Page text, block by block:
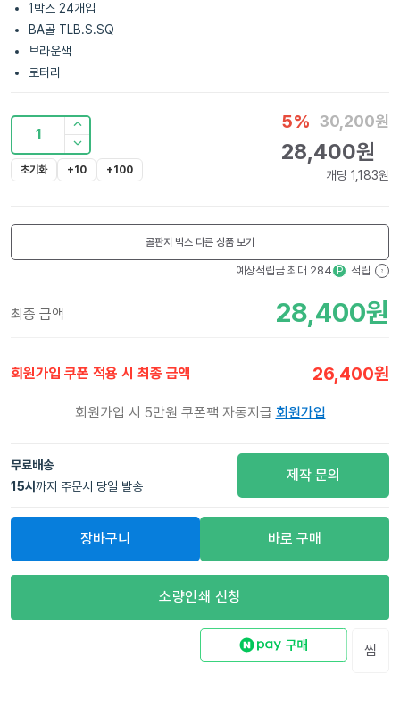
1박스 24개입
BA골 TLB.S.SQ
브라운색
로터리
1
초기화 +10 +100
5% 30,200원
28,400원
개당 1,183원
골판지 박스 다른 상품 보기
예상적립금 최대 284 P 적립 ?
최종 금액 28,400원
회원가입 쿠폰 적용 시 최종 금액 26,400원
회원가입 시 5만원 쿠폰팩 자동지급 회원가입
무료배송
15시 까지 주문시 당일 발송
제작 문의
장바구니 바로 구매
소량인쇄 신청
찜